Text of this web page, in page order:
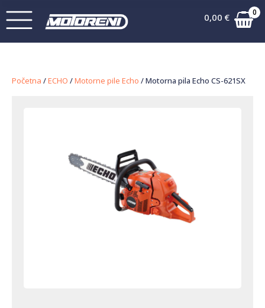
0,00 € 0
Početna /ECHO /Motorne pile Echo / Motorna pila Echo CS-621SX